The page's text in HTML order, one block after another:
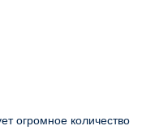
огромное количество